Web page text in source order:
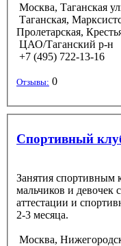
Москва, Таганская
Таганская,
Пролетарская,
ЦАО/Таганский р-н
+7 (495) 722-13-16
Отзывы: 0
Спортивный
Занятия спортивным
мальчиков и девочек
аттестации и
2-3 месяца.
Москва,